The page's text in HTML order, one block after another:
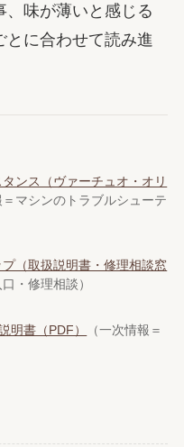
、味が薄いと感じる
とに合わせて読み進
ンス（ヴァーチュオ・オリ
＝マシンのトラブルシューテ
（取扱説明書・修理相談窓
・修理相談）
明書（PDF）
（一次情報＝